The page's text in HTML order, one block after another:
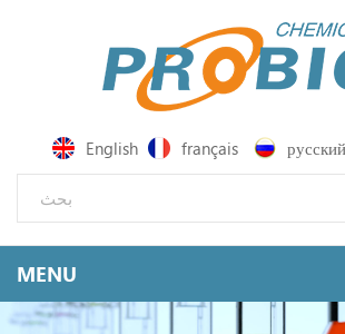
English français русский